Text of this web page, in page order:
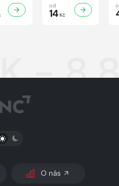
od
14Kč
-
PŘEPNOUT SVĚTLÝ/TMAVÝ REŽIM
O nás